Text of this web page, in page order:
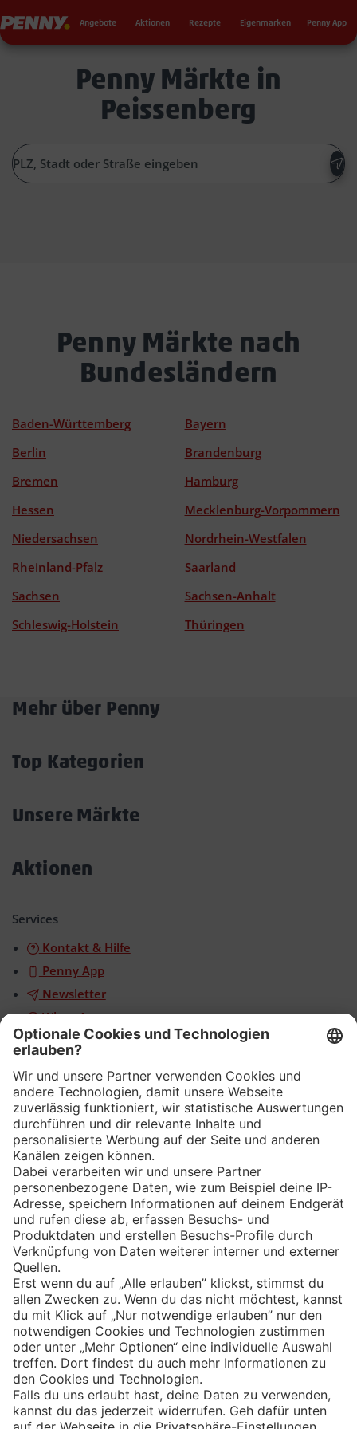
Penny Angebote Aktionen Rezepte Eigenmarken Penny App
Penny Märkte in
Peissenberg
Penny Märkte nach
Bundesländern
Baden-Württemberg
Bayern
Berlin
Brandenburg
Bremen
Hamburg
Hessen
Mecklenburg-Vorpommern
Niedersachsen
Nordrhein-Westfalen
Rheinland-Pfalz
Saarland
Sachsen
Sachsen-Anhalt
Schleswig-Holstein
Thüringen
Mehr über Penny
Top Kategorien
Unsere Märkte
Aktionen
Services
Kontakt & Hilfe
Penny App
Newsletter
WhatsApp
App
Eishockey
Impressum